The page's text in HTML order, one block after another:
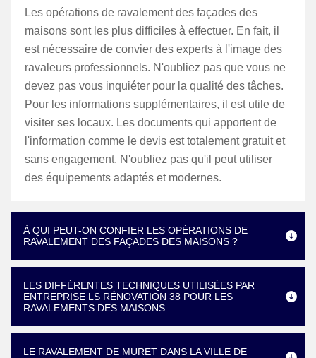
Les opérations de ravalement des façades des
maisons sont les plus difficiles à effectuer. En fait, il
est nécessaire de convier des experts à l'image des
ravaleurs professionnels. N'oubliez pas que vous ne
devez pas vous inquiéter pour la qualité des tâches.
Pour les informations supplémentaires, il est utile de
visiter ses locaux. Les documents qui apportent de
l'information comme le devis est totalement gratuit et
sans engagement. N'oubliez pas qu'il peut utiliser
des équipements adaptés et modernes.
À QUI PEUT-ON CONFIER LES OPÉRATIONS DE
RAVALEMENT DES FAÇADES DES MAISONS ?
LES DIFFÉRENTES TECHNIQUES UTILISÉES PAR
ENTREPRISE LS RÉNOVATION 38 POUR LES
RAVALEMENTS DES MAISONS
LE RAVALEMENT DE MURET DANS LA VILLE DE